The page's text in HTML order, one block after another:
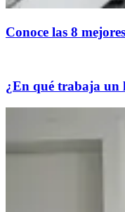
Conoce las 8
¿En qué trabaja un